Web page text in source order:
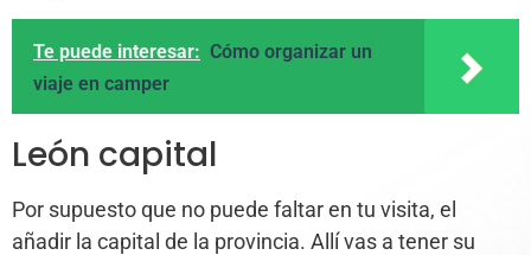
Te puede interesar: Cómo organizar un
viaje en camper
León capital
Por supuesto que no puede faltar en tu visita, el
añadir la capital de la provincia. Allí vas a tener su